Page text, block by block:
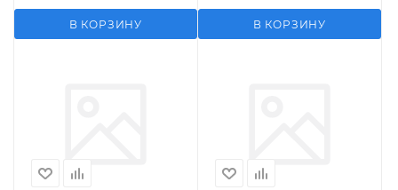
В КОРЗИНУ В КОРЗИНУ